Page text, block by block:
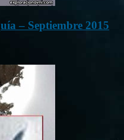
– Septiembre 2015